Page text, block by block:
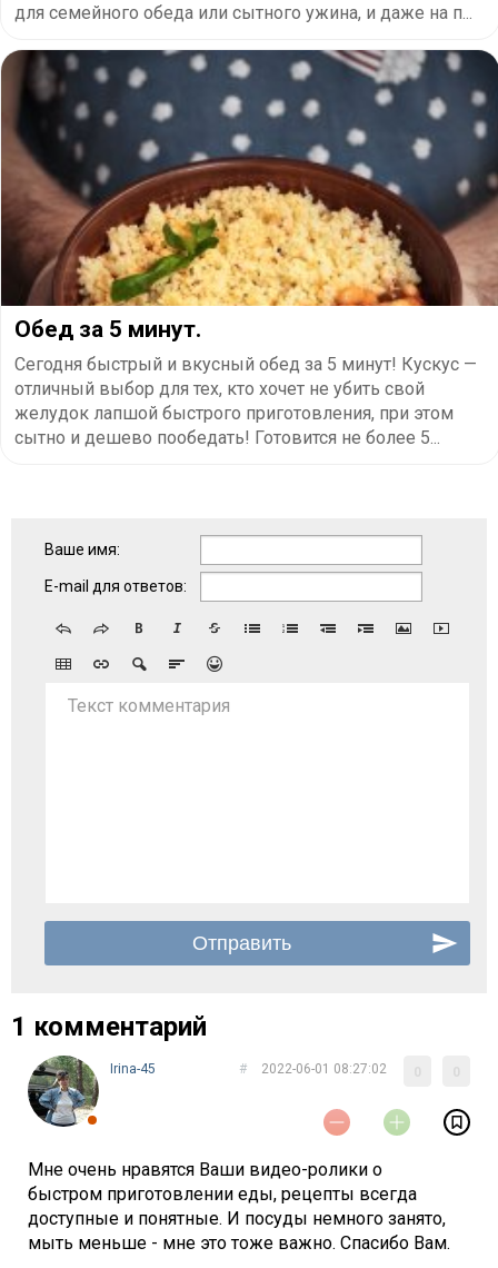
для семейного обеда или сытного ужина, и даже на п...
Обед за 5 минут.
Сегодня быстрый и вкусный обед за 5 минут! Кускус —
отличный выбор для тех, кто хочет не убить свой
желудок лапшой быстрого приготовления, при этом
сытно и дешево пообедать! Готовится не более 5...
Ваше имя:
E-mail для ответов:
Текст комментария
1 комментарий
Irina-45 2022-06-01 08:27:02
#
Мне очень нравятся Ваши видео-ролики о
быстром приготовлении еды, рецепты всегда
доступные и понятные. И посуды немного занято,
мыть меньше - мне это тоже важно. Спасибо Вам.